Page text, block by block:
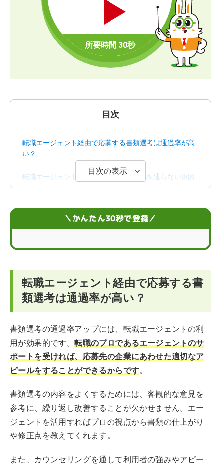
目次
転職エージェント経由で応募する書類選考は通過率が高
い？
転職エージェントを利用しても書類選考を通らない原因
転職エージェント経由で応募した書類選考にかかる時間
転職エージェントが転職活動で行う5つのサポート
【まとめ】エージェントをうまく活用して求職活動を進
めよう
転職エージェントと書類選考に関するよくある質問
目次の表示
＼かんたん30秒で登録／
転職エージェント経由で応募する書
類選考は通過率が高い？
書類選考の通過率アップには、転職エージェントの利
用が効果的です。転職のプロであるエージェントのサ
ポートを受ければ、応募先の企業にあわせた適切なア
ピールをすることができるからです。
書類選考の内容をよくするためには、客観的な意見を
参考に、繰り返し改善することが欠かせません。エー
ジェントを活用すればプロの視点から書類の仕上がり
や修正点を教えてくれます。
また、カウンセリングを通して利用者の強みやアピー